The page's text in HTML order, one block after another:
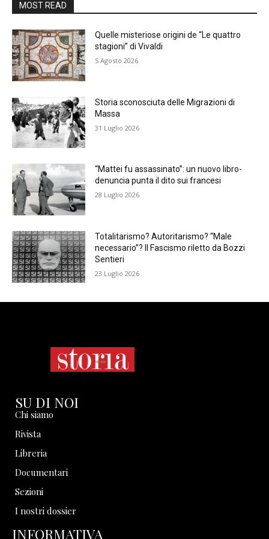
MOST READ
Quelle misteriose origini de “Le quattro
stagioni” di Vivaldi
5 Agosto 2026
Storia sconosciuta delle Migrazioni di
Massa
31 Luglio 2026
“Mattei fu assassinato”: un nuovo libro-
denuncia punta il dito sui francesi
28 Luglio 2026
Totalitarismo? Autoritarismo? “Male
necessario”? Il Fascismo riletto da Bozzi
Sentieri
23 Luglio 2026
SU DI NOI
Chi siamo
Rivista
Libreria
Documentari
Sezioni
I nostri dossier
INFORMATIVA